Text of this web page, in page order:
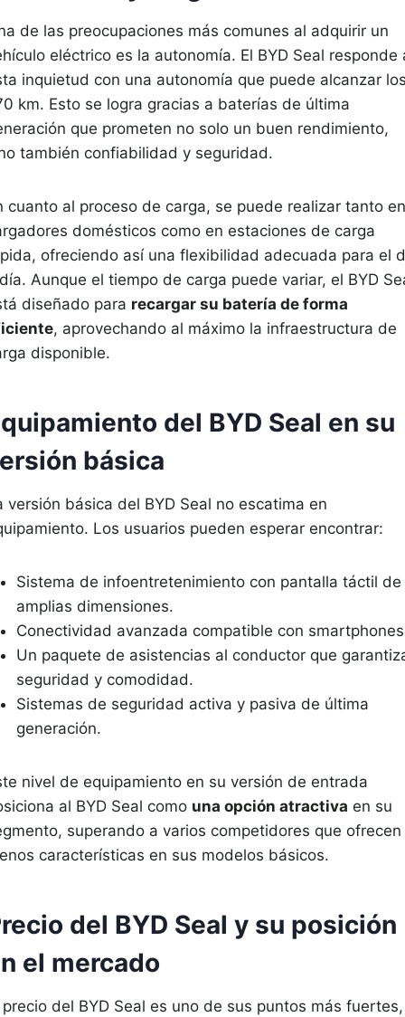
de las preocupaciones más comunes al adquirir un
eléctrico es la autonomía. El BYD Seal responde
inquietud con una autonomía que puede alcanzar
km. Esto se logra gracias a baterías de última
que prometen no solo un buen rendimiento,
también confiabilidad y seguridad.
cuanto al proceso de carga, se puede realizar tanto en
domésticos como en estaciones de carga
ofreciendo así una flexibilidad adecuada para el
Aunque el tiempo de carga puede variar, el BYD
diseñado para recargar su batería de forma
, aprovechando al máximo la infraestructura de
disponible.
del BYD Seal en su
básica
versión básica del BYD Seal no escatima en
Los usuarios pueden esperar encontrar:
Sistema de infoentretenimiento con pantalla táctil de
amplias dimensiones.
Conectividad avanzada compatible con
Un paquete de asistencias al conductor que
seguridad y comodidad.
Sistemas de seguridad activa y pasiva de última
generación.
nivel de equipamiento en su versión de entrada
al BYD Seal como una opción atractiva en su
superando a varios competidores que ofrecen
características en sus modelos básicos.
del BYD Seal y su posición
el mercado
precio del BYD Seal es uno de sus puntos más fuertes,